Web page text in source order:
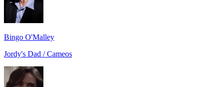
Bingo O'Malley
Jordy's Dad / Cameos